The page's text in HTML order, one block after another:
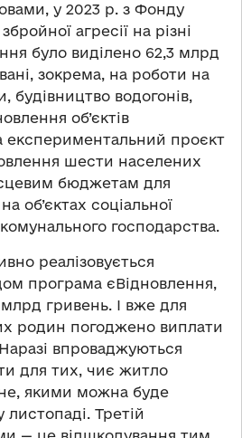
у 2023 р. з Фонду
збройної агресії на різні
було виділено 62,3 млрд
зокрема, на роботи на
будівництво водогонів,
об’єктів
експериментальний проєкт
шести населених
бюджетам для
об’єктах соціальної
господарства.
реалізовується
програма єВідновлення,
гривень. І вже для
родин погоджено виплати
впроваджуються
для тих, чиє житло
якими можна буде
Третій